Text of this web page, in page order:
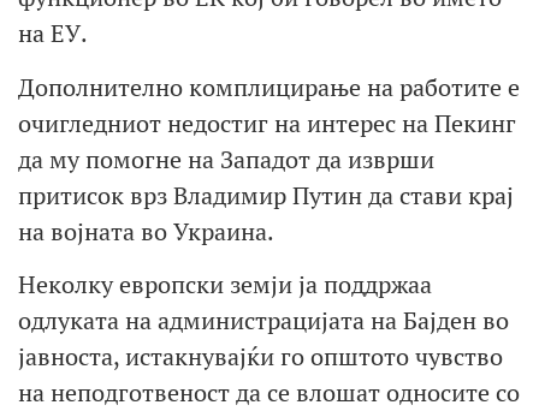
на ЕУ.
Дополнително комплицирање на работите е
очигледниот недостиг на интерес на Пекинг
да му помогне на Западот да изврши
притисок врз Владимир Путин да стави крај
на војната во Украина.
Неколку европски земји ја поддржаа
одлуката на администрацијата на Бајден во
јавноста, истакнувајќи го општото чувство
на неподготвеност да се влошат односите со